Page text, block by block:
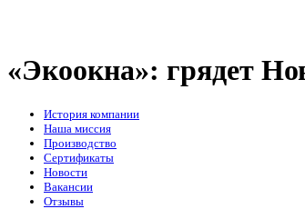
«Экоокна»: грядет
История компании
Наша миссия
Производство
Сертификаты
Новости
Вакансии
Отзывы